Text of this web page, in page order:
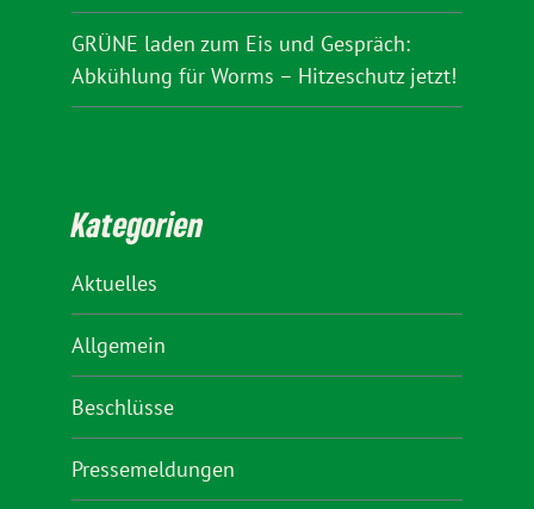
GRÜNE laden zum Eis und Gespräch:
Abkühlung für Worms – Hitzeschutz jetzt!
Kategorien
Aktuelles
Allgemein
Beschlüsse
Pressemeldungen